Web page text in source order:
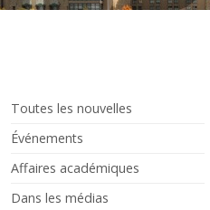
Toutes les nouvelles
Événements
Affaires académiques
Dans les médias